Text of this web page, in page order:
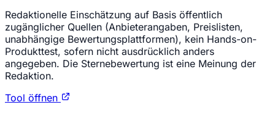
Redaktionelle Einschätzung auf Basis öffentlich
zugänglicher Quellen (Anbieterangaben, Preislisten,
unabhängige Bewertungsplattformen), kein Hands-on-
Produkttest, sofern nicht ausdrücklich anders
angegeben. Die Sternebewertung ist eine Meinung der
Redaktion.
Tool öffnen